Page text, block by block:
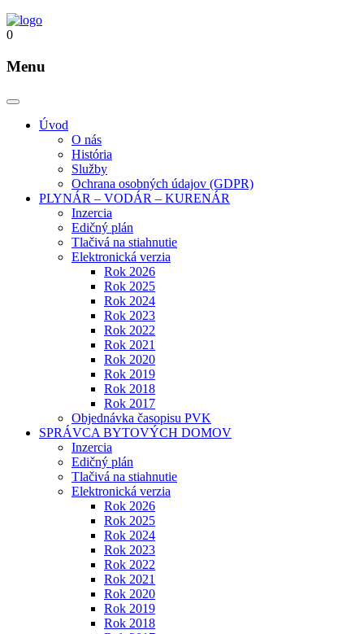
0
Menu
Úvod
O nás
História
Služby
Ochrana osobných údajov (GDPR)
PLYNÁR – VODÁR – KURENÁR
Inzercia
Edičný plán
Tlačivá na stiahnutie
Elektronická verzia
Rok 2026
Rok 2025
Rok 2024
Rok 2023
Rok 2022
Rok 2021
Rok 2020
Rok 2019
Rok 2018
Rok 2017
Objednávka časopisu PVK
SPRÁVCA BYTOVÝCH DOMOV
Inzercia
Edičný plán
Tlačivá na stiahnutie
Elektronická verzia
Rok 2026
Rok 2025
Rok 2024
Rok 2023
Rok 2022
Rok 2021
Rok 2020
Rok 2019
Rok 2018